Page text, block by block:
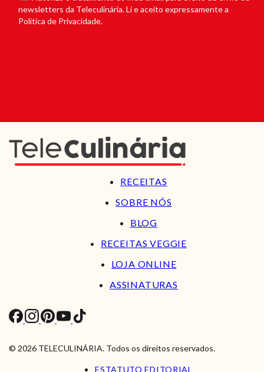
newsletters da Teleculinária. Li e aceito expressamente a
Política de Privacidade.
RECEITAS
SOBRE NÓS
BLOG
RECEITAS VEGGIE
LOJA ONLINE
ASSINATURAS
© 2026 TELECULINÁRIA. Todos os direitos reservados.
ESTATUTO EDITORIAL